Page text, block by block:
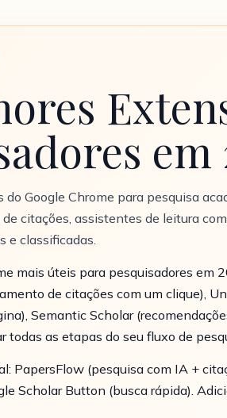
em
Google Chrome para pesquisa
citações, assistentes de leitura
e classificadas.
mais úteis para pesquisadores em
de citações com um clique),
Semantic Scholar
todas as etapas do seu fluxo de
PapersFlow (pesquisa com IA +
Scholar Button (busca rápida).